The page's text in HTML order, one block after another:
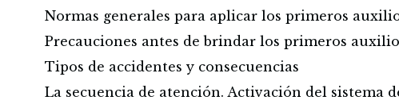
Normas generales para aplicar los primeros
Precauciones antes de brindar los primeros
Tipos de accidentes y consecuencias
La secuencia de atención. Activación del sistema